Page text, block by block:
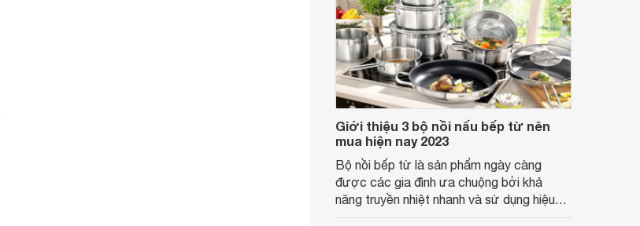
Giới thiệu 3 bộ nồi nấu bếp từ nên
mua hiện nay 2023
Bộ nồi bếp từ là sản phẩm ngày càng
được các gia đình ưa chuộng bởi khả
năng truyền nhiệt nhanh và sử dụng hiệu